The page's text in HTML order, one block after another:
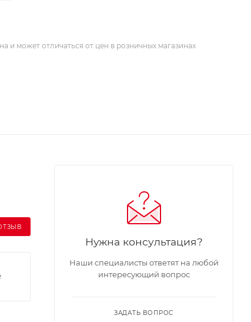
и может отличаться от цен в розничных магазинах
Нужна консультация?
Наши специалисты ответят на любой
интересующий вопрос
ЗАДАТЬ ВОПРОС